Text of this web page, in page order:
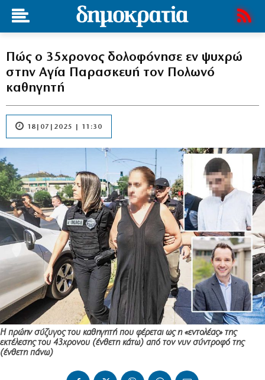
Πώς ο 35χρονος δολοφόνησε εν ψυχρώ
στην Αγία Παρασκευή τον Πολωνό
καθηγητή
18|07|2025 | 11:30
Η πρώην σύζυγος του καθηγητή που φέρεται ως η «εντολέας» της
εκτέλεσης του 43χρονου (ένθετη κάτω) από τον νυν σύντροφό της
(ένθετη πάνω)